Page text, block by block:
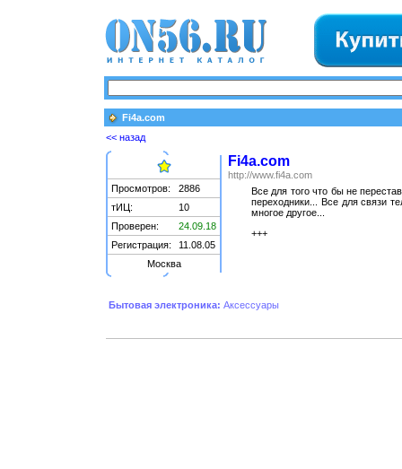
Fi4a.com
<< назад
Просмотров:
2886
тИЦ:
10
Проверен:
24.09.18
Регистрация:
11.08.05
Москва
Fi4a.com
http://www.fi4a.com
Все для того что бы не
переходники... Все для связи
многое другое...
+++
Бытовая электроника: Аксессуары